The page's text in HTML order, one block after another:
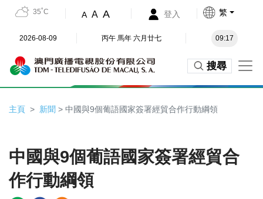
35˚C A A A 登入 繁
2026-08-09 丙午 馬年 六月廿七 09:17
搜尋
主頁 新聞 > 中國與9個葡語國家簽署經貿合作行動綱領
中國與9個葡語國家簽署經貿合
作行動綱領